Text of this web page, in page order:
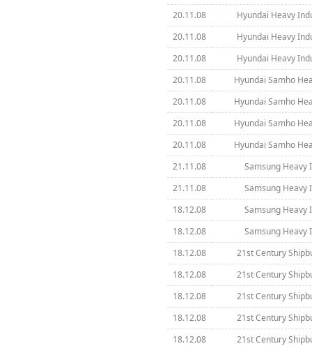
20.11.08
Hyundai Heavy
20.11.08
Hyundai Heavy
20.11.08
Hyundai Heavy
20.11.08
Hyundai Samho
20.11.08
Hyundai Samho
20.11.08
Hyundai Samho
20.11.08
Hyundai Samho
21.11.08
Samsung Heavy
21.11.08
Samsung Heavy
18.12.08
Samsung Heavy
18.12.08
Samsung Heavy
18.12.08
21st Century
18.12.08
21st Century
18.12.08
21st Century
18.12.08
21st Century
18.12.08
21st Century